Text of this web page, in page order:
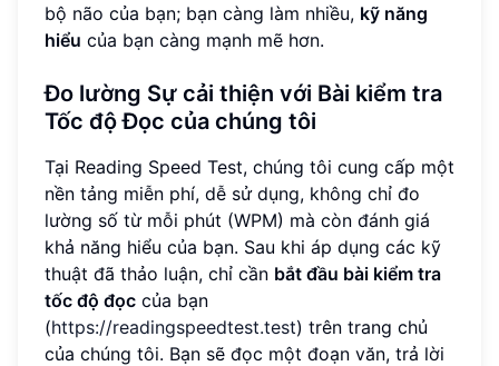
bộ não của bạn; bạn càng làm nhiều, kỹ năng
hiểu của bạn càng mạnh mẽ hơn.
Đo lường Sự cải thiện với Bài kiểm tra
Tốc độ Đọc của chúng tôi
Tại Reading Speed Test, chúng tôi cung cấp một
nền tảng miễn phí, dễ sử dụng, không chỉ đo
lường số từ mỗi phút (WPM) mà còn đánh giá
khả năng hiểu của bạn. Sau khi áp dụng các kỹ
thuật đã thảo luận, chỉ cần bắt đầu bài kiểm tra
tốc độ đọc của bạn
(https://readingspeedtest.test) trên trang chủ
của chúng tôi. Bạn sẽ đọc một đoạn văn, trả lời